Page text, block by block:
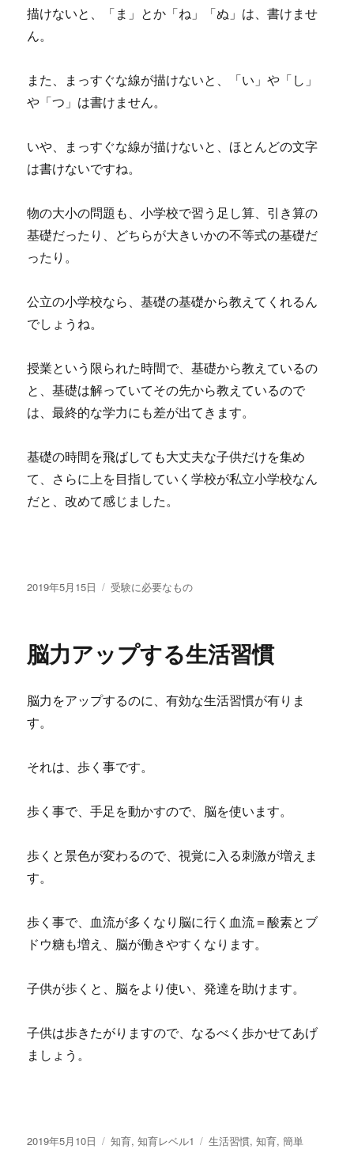
描けないと、「ま」とか「ね」「ぬ」は、書けませ
ん。
また、まっすぐな線が描けないと、「い」や「し」
や「つ」は書けません。
いや、まっすぐな線が描けないと、ほとんどの文字
は書けないですね。
物の大小の問題も、小学校で習う足し算、引き算の
基礎だったり、どちらが大きいかの不等式の基礎だ
ったり。
公立の小学校なら、基礎の基礎から教えてくれるん
でしょうね。
授業という限られた時間で、基礎から教えているの
と、基礎は解っていてその先から教えているので
は、最終的な学力にも差が出てきます。
基礎の時間を飛ばしても大丈夫な子供だけを集め
て、さらに上を目指していく学校が私立小学校なん
だと、改めて感じました。
投
2019年5月15日
カ
ー
受験に必要なもの
脳力アップする生活習慣
脳力をアップするのに、有効な生活習慣が有りま
す。
それは、歩く事です。
歩く事で、手足を動かすので、脳を使います。
歩くと景色が変わるので、視覚に入る刺激が増えま
す。
歩く事で、血流が多くなり脳に行く血流＝酸素とブ
ドウ糖も増え、脳が働きやすくなります。
子供が歩くと、脳をより使い、発達を助けます。
子供は歩きたがりますので、なるべく歩かせてあげ
ましょう。
投
2019年5月10日
カ
知育,知育レベル1
タ
生活習慣,知育,簡単